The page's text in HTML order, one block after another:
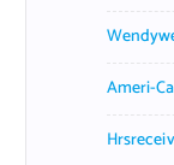
Ameri-